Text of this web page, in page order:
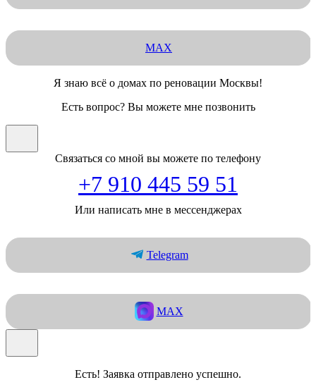
MAX
Я знаю всё о домах по реновации Москвы!
Есть вопрос? Вы можете мне позвонить
Связаться со мной вы можете по телефону
+7 910 445 59 51
Или написать мне в мессенджерах
Telegram
MAX
Есть! Заявка отправлено успешно.